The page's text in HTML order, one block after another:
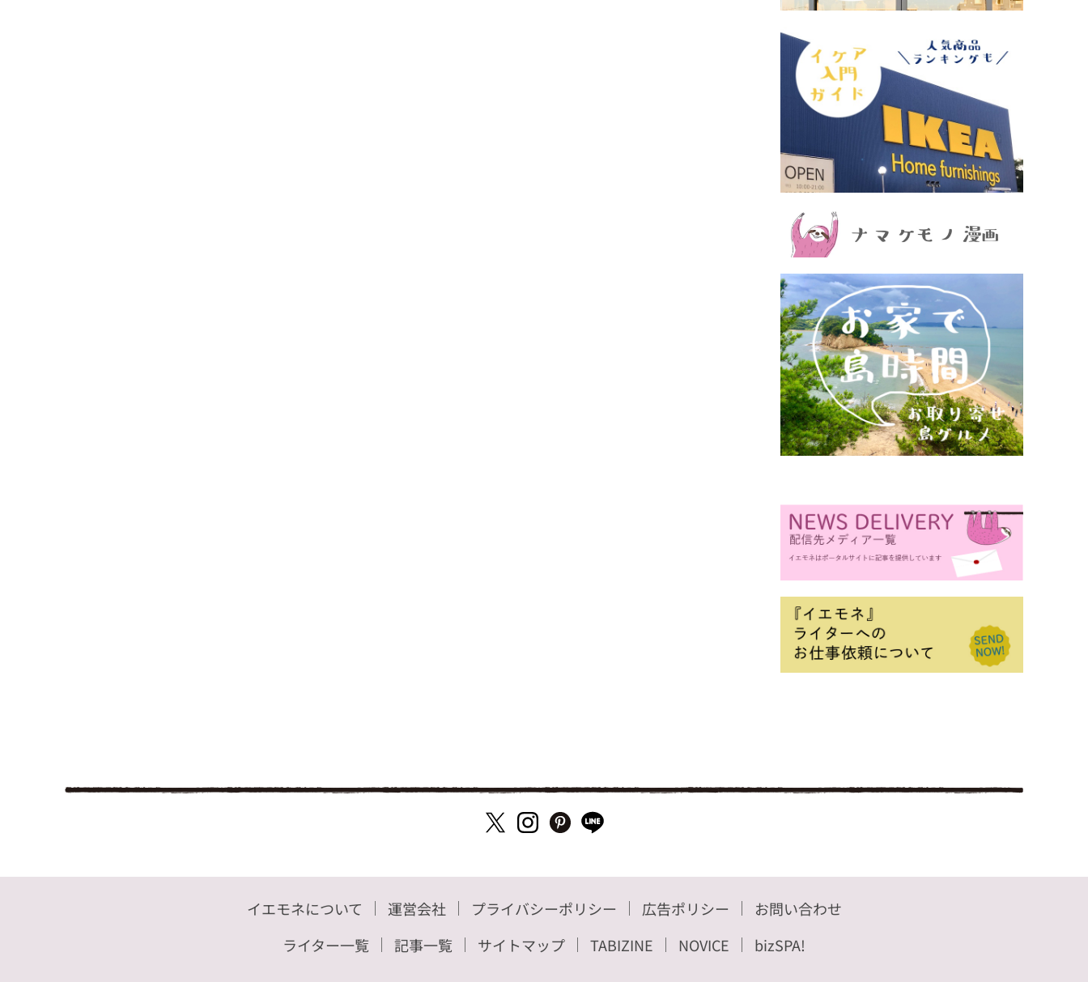
イエモネについて 運営会社 プライバシーポリシー 広告ポリシー
お問い合わせ
ライター一覧
記事一覧 サイトマップ TABIZINE NOVICE bizSPA!